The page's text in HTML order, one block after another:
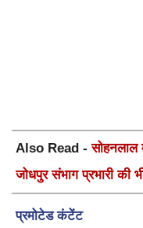
Also Read -सोहनलाल
जोधपुर संभाग प्रभारी की